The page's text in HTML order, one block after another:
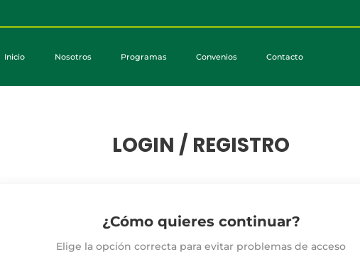
Inicio Nosotros Programas Convenios Contacto
LOGIN / REGISTRO
¿Cómo quieres continuar?
Elige la opción correcta para evitar problemas de acceso